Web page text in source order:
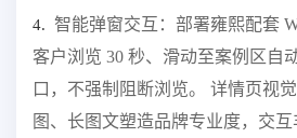
4. 智能弹窗交互：部署雍熙配套
客户浏览 30 秒、滑动至案例区自
口，不强制阻断浏览。 详情页视
图、长图文塑造品牌专业度，交互